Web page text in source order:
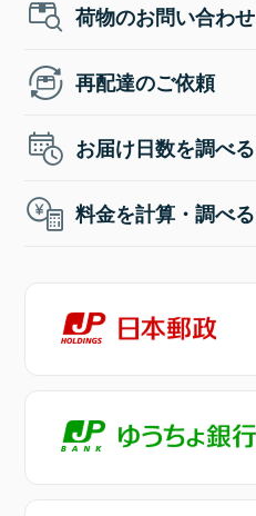
荷物のお問い合わせ
再配達のご依頼
お届け日数を調べる
料金を計算・調べる